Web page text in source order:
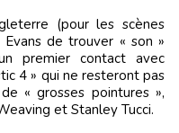
(pour les scènes
de trouver « son »
premier contact avec
4 » qui ne resteront pas
« grosses pointures »,
et Stanley Tucci.